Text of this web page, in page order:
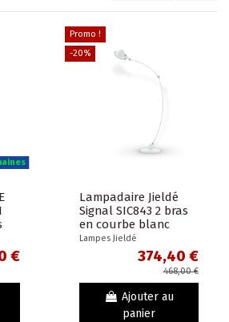
€
Promo !
-20%
Lampadaire Jieldé
Signal SIC843 2 bras
en courbe blanc
brillant
Lampes Jieldé
374,40 €
468,00 €
Ajouter au
panier